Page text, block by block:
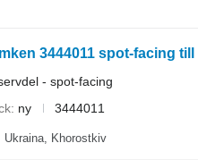
3444011 spot-facing
- spot-facing
ny 3444011
Ukraina, Khorostkiv